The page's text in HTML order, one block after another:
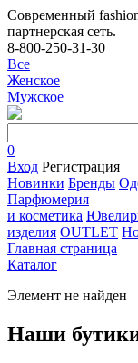
Современный
партнерская сеть.
8-800-250-31-30
Все
Женское
Мужское
0
Вход Регистрация
Новинки Бренды
Парфюмерия
и косметика
изделия OUTLET
Главная страница
Каталог
Элемент не найден
Наши